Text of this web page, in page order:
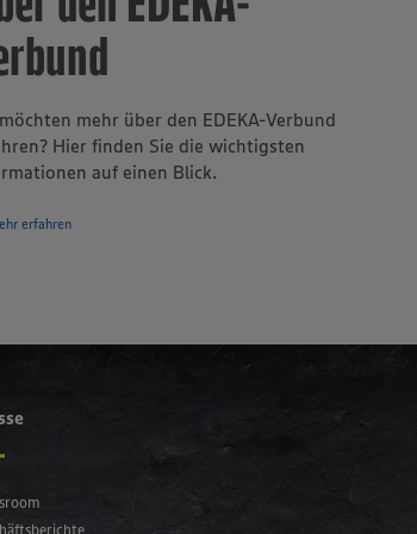
mehr über den EDEKA-Verbund
Hier finden Sie die wichtigsten
auf einen Blick.
erfahren